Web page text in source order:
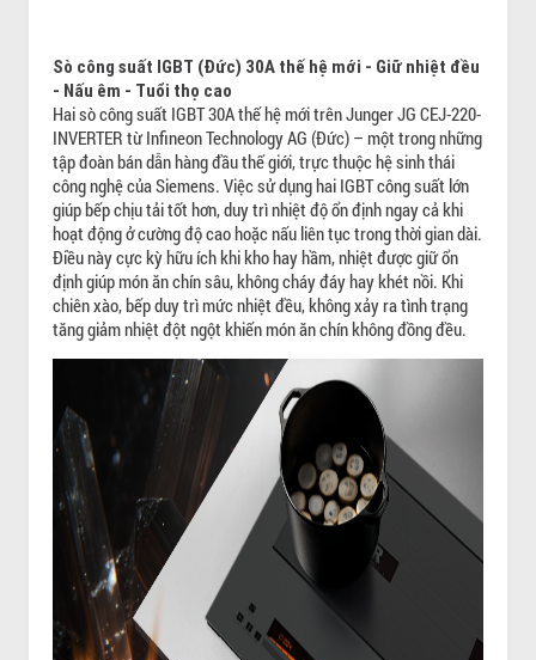
Sò công suất IGBT (Đức) 30A thế hệ mới - Giữ nhiệt đều
- Nấu êm - Tuổi thọ cao
Hai sò công suất IGBT 30A thế hệ mới trên Junger JG CEJ-220-
INVERTER từ Infineon Technology AG (Đức) – một trong những
tập đoàn bán dẫn hàng đầu thế giới, trực thuộc hệ sinh thái
công nghệ của Siemens. Việc sử dụng hai IGBT công suất lớn
giúp bếp chịu tải tốt hơn, duy trì nhiệt độ ổn định ngay cả khi
hoạt động ở cường độ cao hoặc nấu liên tục trong thời gian dài.
Điều này cực kỳ hữu ích khi kho hay hầm, nhiệt được giữ ổn
định giúp món ăn chín sâu, không cháy đáy hay khét nồi. Khi
chiên xào, bếp duy trì mức nhiệt đều, không xảy ra tình trạng
tăng giảm nhiệt đột ngột khiến món ăn chín không đồng đều.